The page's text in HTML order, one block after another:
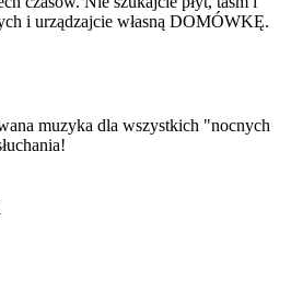
i urządzajcie własną DOMÓWKĘ.
muzyka dla wszystkich "nocnych